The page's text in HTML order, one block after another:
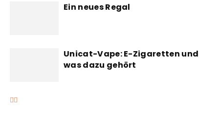
Ein neues Regal
Unicat-Vape: E-Zigaretten und
was dazu gehört